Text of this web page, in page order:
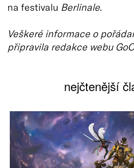
na festivalu Berlinale.
Veškeré informace o
připravila redakce webu
nejčtenější